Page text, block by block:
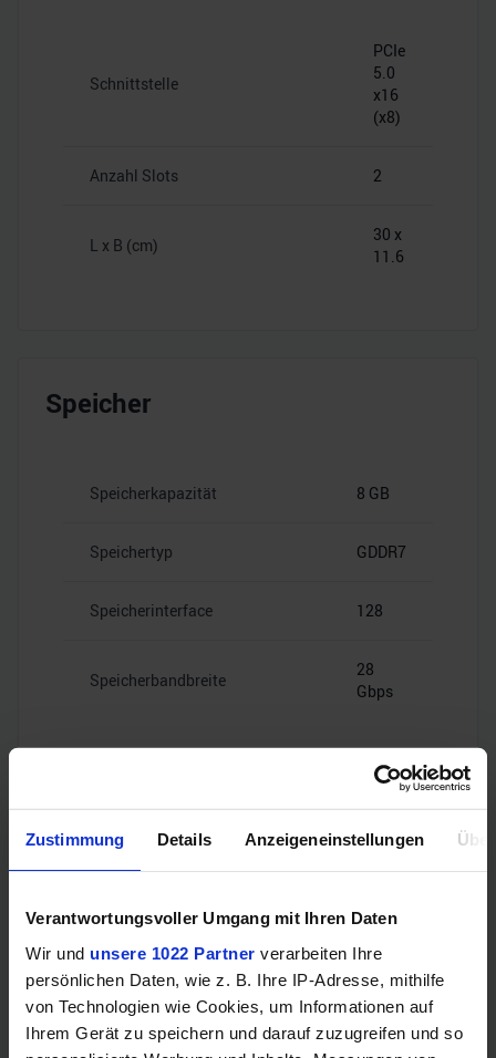
Zustimmung Details Anzeigeneinstellungen
Verantwortungsvoller Umgang mit Ihren Daten
Wir und unsere 1022 Partner verarbeiten Ihre
persönlichen Daten, wie z. B. Ihre IP-Adresse, mithilfe
von Technologien wie Cookies, um Informationen auf
Ihrem Gerät zu speichern und darauf zuzugreifen und so
Schnittstelle
PCIe
5.0
x16
(x8)
Anzahl Slots 2
L x B (cm)
30 x
11.6
Speicher
Speicherkapazität 8 GB
Speichertyp GDDR7
Speicherinterface 128
Speicherbandbreite
28
Gbps
Videoanschlüsse
1x HDMI
2.1b
DisplayPort
3x
DisplayPort
2.1b